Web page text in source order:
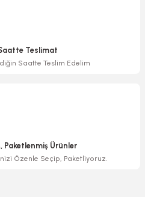
Teslimat
Saatte Teslim Edelim
Paketlenmiş Ürünler
Özenle Seçip, Paketliyoruz.